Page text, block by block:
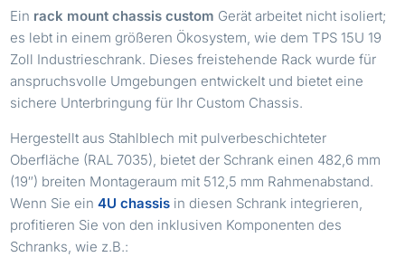
Ein rack mount chassis custom Gerät arbeitet nicht isoliert;
es lebt in einem größeren Ökosystem, wie dem TPS 15U 19
Zoll Industrieschrank. Dieses freistehende Rack wurde für
anspruchsvolle Umgebungen entwickelt und bietet eine
sichere Unterbringung für Ihr Custom Chassis.
Hergestellt aus Stahlblech mit pulverbeschichteter
Oberfläche (RAL 7035), bietet der Schrank einen 482,6 mm
(19″) breiten Montageraum mit 512,5 mm Rahmenabstand.
Wenn Sie ein4U chassis in diesen Schrank integrieren,
profitieren Sie von den inklusiven Komponenten des
Schranks, wie z.B.: